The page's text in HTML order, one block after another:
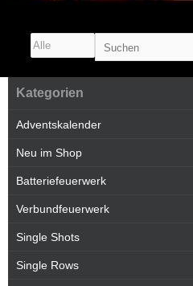
Kategorien
Adventskalender
Neu im Shop
Batteriefeuerwerk
Verbundfeuerwerk
Single Shots
Single Rows